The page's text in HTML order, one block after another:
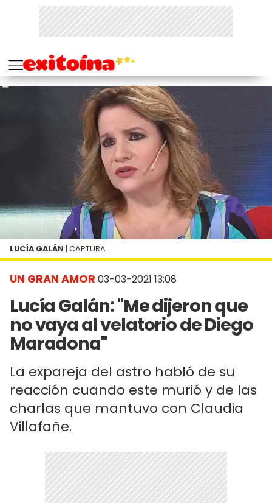
UN GRAN AMOR 03-03-2021 13:08
Lucía Galán: "Me dijeron que
no vaya al velatorio de Diego
Maradona"
La expareja del astro habló de su
reacción cuando este murió y de las
charlas que mantuvo con Claudia
Villafañe.
LUCÍA GALÁN | CAPTURA